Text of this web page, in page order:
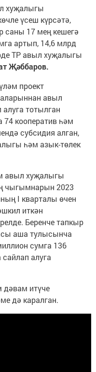
хуҗалыгы
үсеш күрсәтә,
саны 17 мең кешегә
артып, 14,6 млрд
ТР авыл хуҗалыгы
Җәббаров.
проект
авыл
тотылган
кооператив һәм
субсидия алган,
һәм азык-төлек
авыл хуҗалыгы
чыгымнарын 2023
I кварталы өчен
иткән
Беренче тапкыр
аша тулысынча
сумга 136
сайлап алуга
итүче
дә каралган.